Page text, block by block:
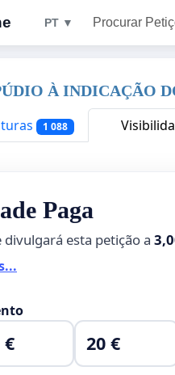
PT ▼ Procurar
À INDICAÇÃO
1 088
Paga
divulgará esta petição a
€ 20 €